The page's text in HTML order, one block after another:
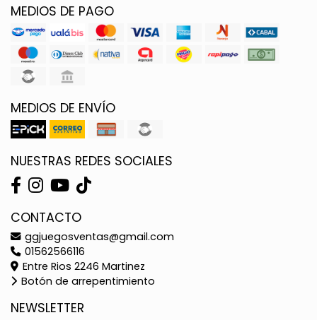
MEDIOS DE PAGO
MEDIOS DE ENVÍO
NUESTRAS REDES SOCIALES
CONTACTO
ggjuegosventas@gmail.com
01562566116
Entre Rios 2246 Martinez
Botón de arrepentimiento
NEWSLETTER